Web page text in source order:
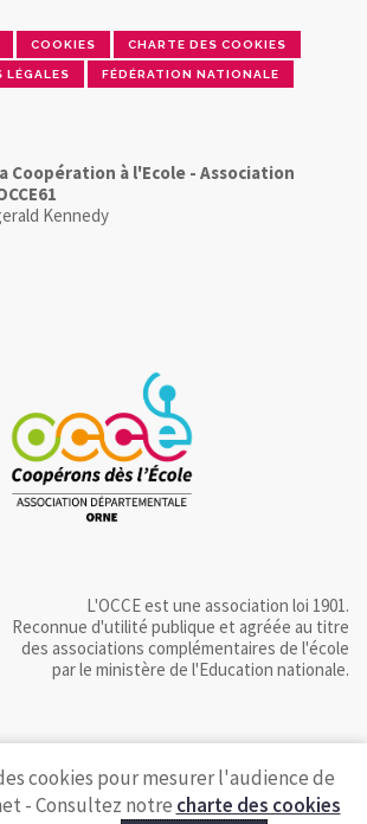
COOKIES CHARTE DES COOKIES
LÉGALES FÉDÉRATION NATIONALE
Coopération à l'Ecole - Association
Kennedy
L'OCCE est une association loi 1901.
Reconnue d'utilité publique et agréée au titre
des associations complémentaires de l'école
par le ministère de l'Education nationale.
cookies pour mesurer l'audience de
- Consultez notre charte des cookies